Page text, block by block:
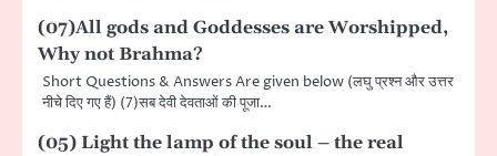
(07)All gods and Goddesses are Worshipped,
Why not Brahma?
Short Questions & Answers Are given below (लघु प्रश्न और उत्तर
नीचे दिए गए हैं) (7)सब देवी देवताओं की पूजा…
(05) Light the lamp of the soul – the real